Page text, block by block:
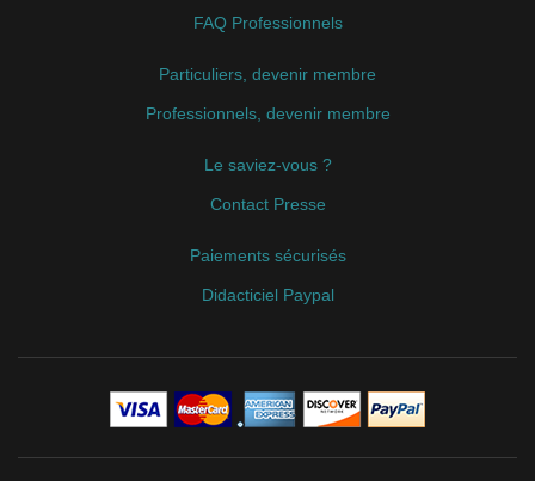
FAQ Professionnels
Particuliers, devenir membre
Professionnels, devenir membre
Le saviez-vous ?
Contact Presse
Paiements sécurisés
Didacticiel Paypal